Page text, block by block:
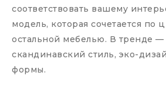
соответствовать вашему
модель, которая сочетается по
остальной мебелью. В тренде
скандинавский стиль, эко-
формы.